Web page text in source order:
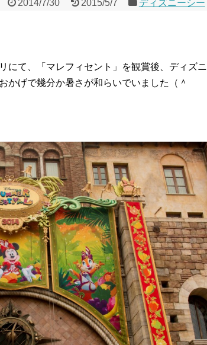
2014/7/30 2015/5/7 ディズニーシー
にて、「マレフィセント」を観賞後、ディズニ
かげで幾分か暑さが和らいでいました（＾